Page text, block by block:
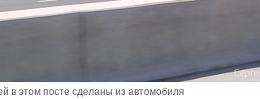
в этом посте сделаны из автомобиля